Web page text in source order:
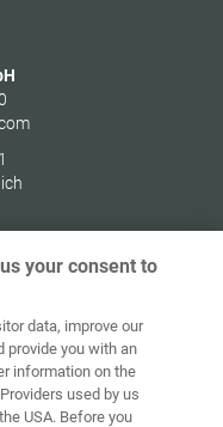
Tietosuoja
Kirjaudu
sisään
your consent to
data, improve our
provide you with an
information on the
used by us
USA. Before you